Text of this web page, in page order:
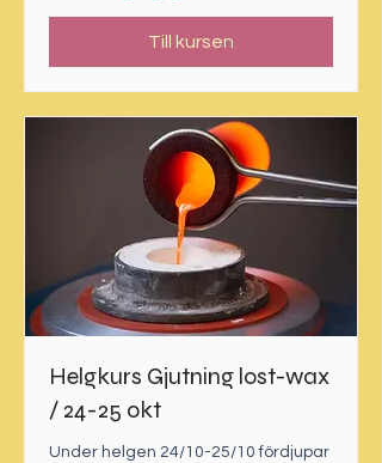
Till kursen
Helgkurs Gjutning lost-wax
/ 24-25 okt
Under helgen 24/10-25/10 fördjupar